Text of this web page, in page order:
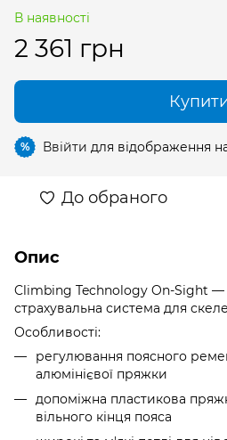
В наявності
2 361 грн
% Ввійти для відображення
До обраного
Опис
Climbing Technology On-Sight —
страхувальна система для
Особливості:
регулювання поясного
алюмінієвої пряжки
допоміжна пластикова
вільного кінця пояса